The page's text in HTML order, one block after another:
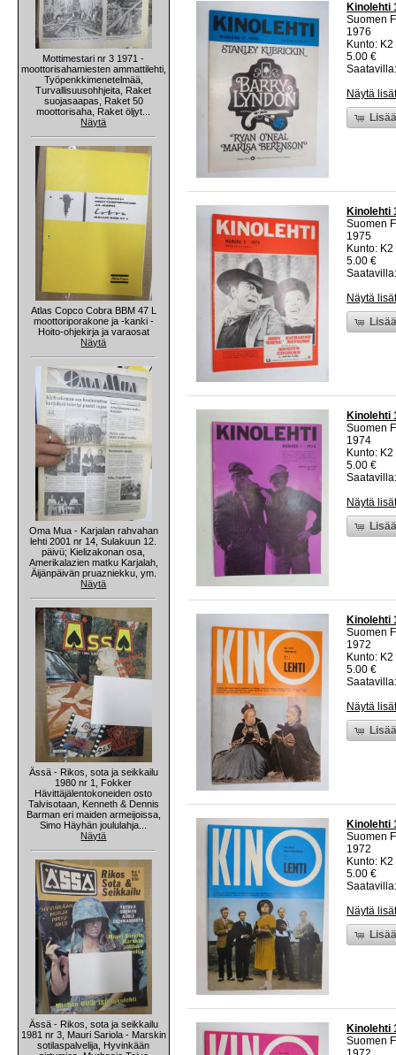
Mottimestari nr 3 1971 -
moottorisahamiesten ammattilehti,
Työpenkkimenetelmää,
Turvallisuusohhjeita, Raket
suojasaapas, Raket 50
moottorisaha, Raket öljyt...
Näytä
Atlas Copco Cobra BBM 47 L
moottoriporakone ja -kanki -
Hoito-ohjekirja ja varaosat
Näytä
Oma Mua - Karjalan rahvahan
lehti 2001 nr 14, Sulakuun 12.
päivü; Kielizakonan osa,
Amerikalazien matku Karjalah,
Äijänpäivän pruazniekku, ym.
Näytä
Ässä - Rikos, sota ja seikkailu
1980 nr 1, Fokker
Hävittäjälentokoneiden osto
Talvisotaan, Kenneth & Dennis
Barman eri maiden armeijoissa,
Simo Häyhän joululahja...
Näytä
Ässä - Rikos, sota ja seikkailu
1981 nr 3, Mauri Sariola - Marskin
sotilaspalvelija, Hyvinkään
Kinolehti
Suomen
1976
Kunto:
5.00 €
Näytä
Kinolehti
Suomen
1975
Kunto:
5.00 €
Näytä
Kinolehti
Suomen
1974
Kunto:
5.00 €
Näytä
Kinolehti
Suomen
1972
Kunto:
5.00 €
Näytä
Kinolehti
Suomen
1972
Kunto:
5.00 €
Näytä
Kinolehti
Suomen